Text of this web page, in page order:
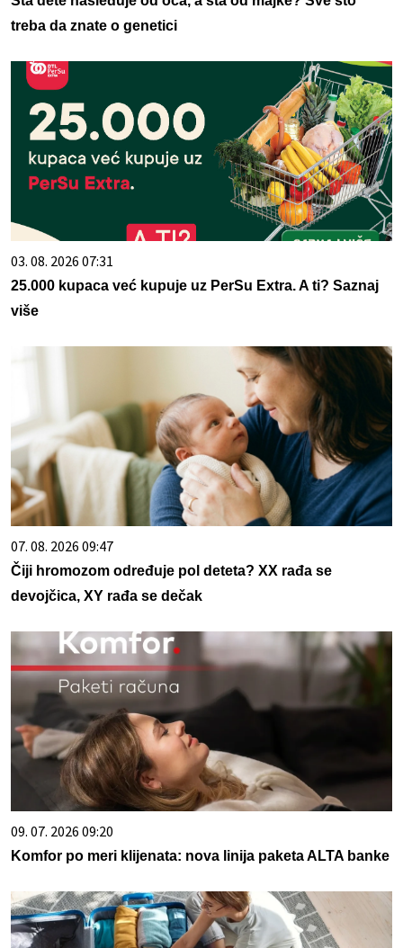
treba da znate o genetici
03. 08. 2026 07:31
25.000 kupaca već kupuje uz PerSu Extra. A ti? Saznaj
više
07. 08. 2026 09:47
Čiji hromozom određuje pol deteta? XX rađa se
devojčica, XY rađa se dečak
09. 07. 2026 09:20
Komfor po meri klijenata: nova linija paketa ALTA banke